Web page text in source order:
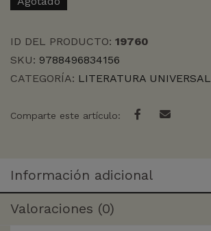
ID DEL PRODUCTO: 19760
SKU: 9788496834156
CATEGORÍA: LITERATURA UNIVERSAL
Comparte este artículo:
Información adicional
Valoraciones (0)